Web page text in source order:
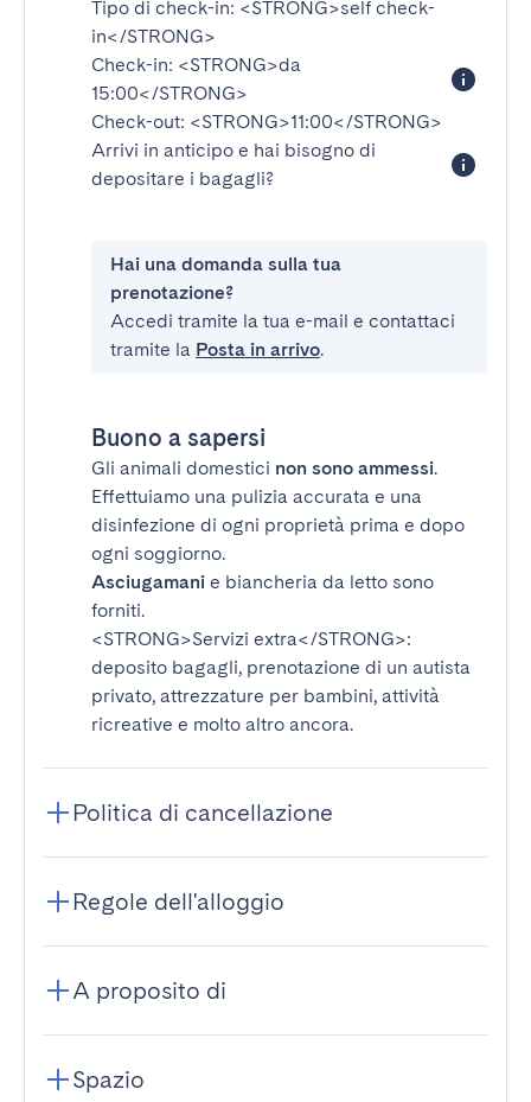
Tipo di check-in: <STRONG>self check-
in</STRONG>
Check-in: <STRONG>da
15:00</STRONG>
Check-out: <STRONG>11:00</STRONG>
Arrivi in anticipo e hai bisogno di
depositare i bagagli?
Hai una domanda sulla tua
prenotazione?
Accedi tramite la tua e-mail e contattaci
tramite la Posta in arrivo.
Buono a sapersi
Gli animali domestici non sono ammessi.
Effettuiamo una pulizia accurata e una
disinfezione di ogni proprietà prima e dopo
ogni soggiorno.
Asciugamani e biancheria da letto sono
forniti.
<STRONG>Servizi extra</STRONG>:
deposito bagagli, prenotazione di un autista
privato, attrezzature per bambini, attività
ricreative e molto altro ancora.
Politica di cancellazione
Regole dell'alloggio
A proposito di
Spazio